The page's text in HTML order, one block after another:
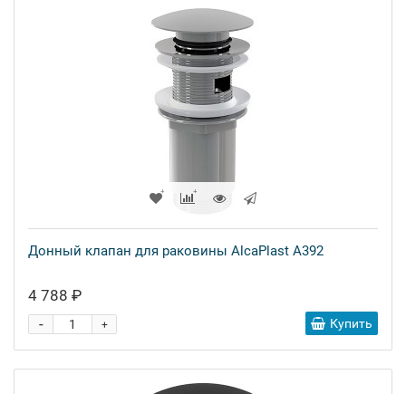
Донный клапан для раковины AlcaPlast A392
4 788 ₽
+
- Купить